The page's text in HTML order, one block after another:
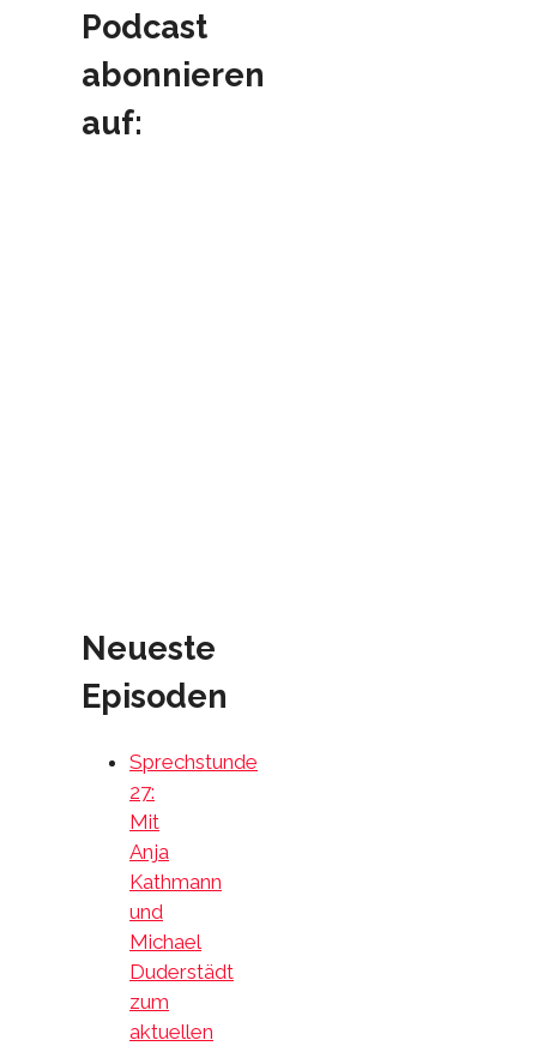
Podcast
abonnieren
auf:
Neueste
Episoden
Sprechstunde
27:
Mit
Anja
Kathmann
und
Michael
Duderstädt
zum
aktuellen